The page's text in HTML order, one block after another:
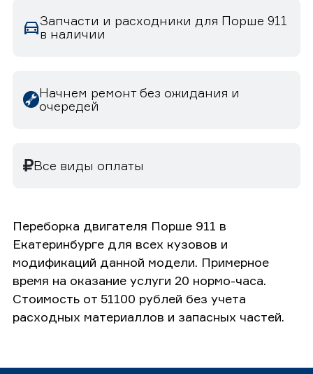
Запчасти и расходники для Порше 911
в наличии
Начнем ремонт без ожидания и
очередей
Все виды оплаты
Переборка двигателя Порше 911 в
Екатеринбурге для всех кузовов и
модификаций данной модели. Примерное
время на оказание услуги 20 нормо-часа.
Стоимость от 51100 рублей без учета
расходных материаллов и запасных частей.